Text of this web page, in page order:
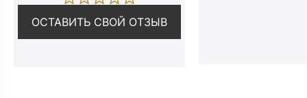
ОСТАВИТЬ СВОЙ ОТЗЫВ